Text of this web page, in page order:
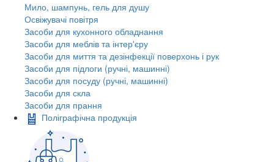
Мило, шампунь, гель для душу
Освіжувачі повітря
Засоби для кухонного обладнання
Засоби для меблів та інтер'єру
Засоби для миття та дезінфекції поверхонь і рук
Засоби для підлоги (ручні, машинні)
Засоби для посуду (ручні, машинні)
Засоби для скла
Засоби для прання
Поліграфічна продукція